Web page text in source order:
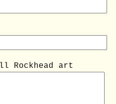
Rockhead art